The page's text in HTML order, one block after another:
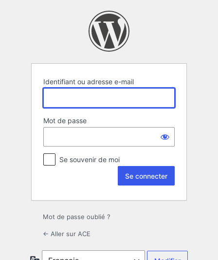
Identifiant ou adresse e-mail
Mot de passe
Se souvenir de moi
Mot de passe oublié ?
← Aller sur ACE